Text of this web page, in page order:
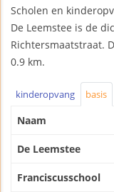
Scholen en
De Leemstee is de
Richtersmaatstraat.
0.9 km.
kinderopvang basis
Naam
De Leemstee
Franciscusschool